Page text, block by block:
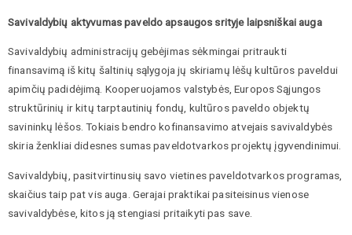
Savivaldybių aktyvumas paveldo apsaugos srityje laipsniškai auga
Savivaldybių administracijų gebėjimas sėkmingai pritraukti
finansavimą iš kitų šaltinių sąlygoja jų skiriamų lėšų kultūros paveldui
apimčių padidėjimą. Kooperuojamos valstybės, Europos Sąjungos
struktūrinių ir kitų tarptautinių fondų, kultūros paveldo objektų
savininkų lėšos. Tokiais bendro kofinansavimo atvejais savivaldybės
skiria ženkliai didesnes sumas paveldotvarkos projektų įgyvendinimui.
Savivaldybių, pasitvirtinusių savo vietines paveldotvarkos programas,
skaičius taip pat vis auga. Gerajai praktikai pasiteisinus vienose
savivaldybėse, kitos ją stengiasi pritaikyti pas save.